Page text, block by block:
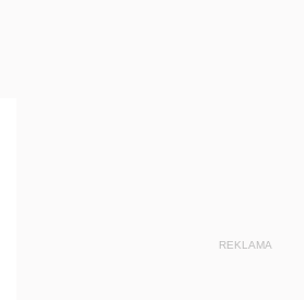
REKLAMA